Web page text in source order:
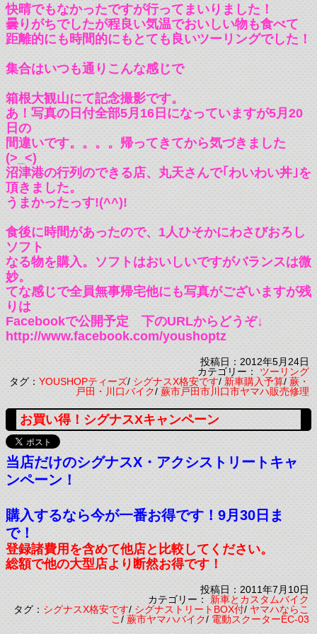
快晴でもなかったですが行ってまいりました！
曇りがちでしたが程良い気温でおいしい物も食べて
距離的にも時間的にもとても良いツーリングでした！
集合はいつも通りこんな感じで
箱根大観山にて記念撮影です。
あ！写真の日付全部5月16日になっていますが5月20
日の
間違いです。。。。帰ってきてから気づきました
(>_<)
沼津港の行列のできる店、丸天さんで｢わいわい丼｣を
頂きました。
うまかったっす!(^^)!
食後に時間があったので、1人ひそかにわさびおろし
ソフト
なる物を購入。ソフトはおいしいですがバランスは微
妙。
てな感じで全員無事帰宅他にも写真がございますが残
りは
Facebookで公開予定 下のURLからどうぞ↓
http://www.facebook.com/youshoptz
投稿日：2012年5月24日
カテゴリー：ツーリング
タグ：YOUSHOPティーズ/シグナスX格安です/新車購入予算/蕨・
戸田・川口バイク/蕨市戸田市川口市ヤマハ販売修理
お買い得！シグナスXキャンペーン
当店だけのシグナスX・アクシストリートキャ
ンペーン！
購入するなら今が一番お得です！9月30日ま
で！
登録諸費用を含めて他店と比較してください。
総額で他の大型店より断然お得です！
投稿日：2011年7月10日
カテゴリー：新車とカスタムバイク
タグ：シグナスX格安です/シグナストリートBOX付/ヤマハならこ
こ/蕨市ヤマハバイク/電動スクーターEC-03